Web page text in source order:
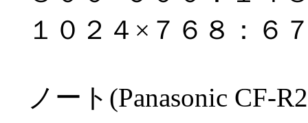
１０２４×７６８：６
ノート(Panasonic CF-